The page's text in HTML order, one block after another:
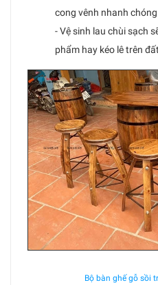
cong vênh nhanh
- Vệ sinh lau chùi sạch
phẩm hay kéo lê trên đất
Bộ bàn ghế gỗ sồi